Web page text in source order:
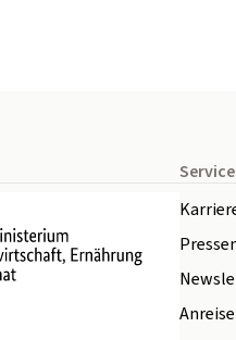
Service
Anreise